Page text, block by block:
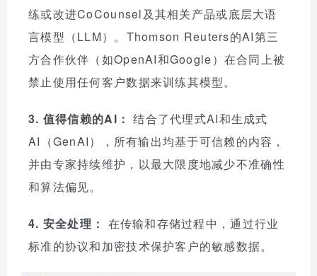
练或改进CoCounsel及其相关产品或底层大语
言模型（LLM）。Thomson Reuters的AI第三
方合作伙伴（如OpenAI和Google）在合同上被
禁止使用任何客户数据来训练其模型。
3. 值得信赖的AI： 结合了代理式AI和生成式
AI（GenAI），所有输出均基于可信赖的内容，
并由专家持续维护，以最大限度地减少不准确性
和算法偏见。
4. 安全处理： 在传输和存储过程中，通过行业
标准的协议和加密技术保护客户的敏感数据。